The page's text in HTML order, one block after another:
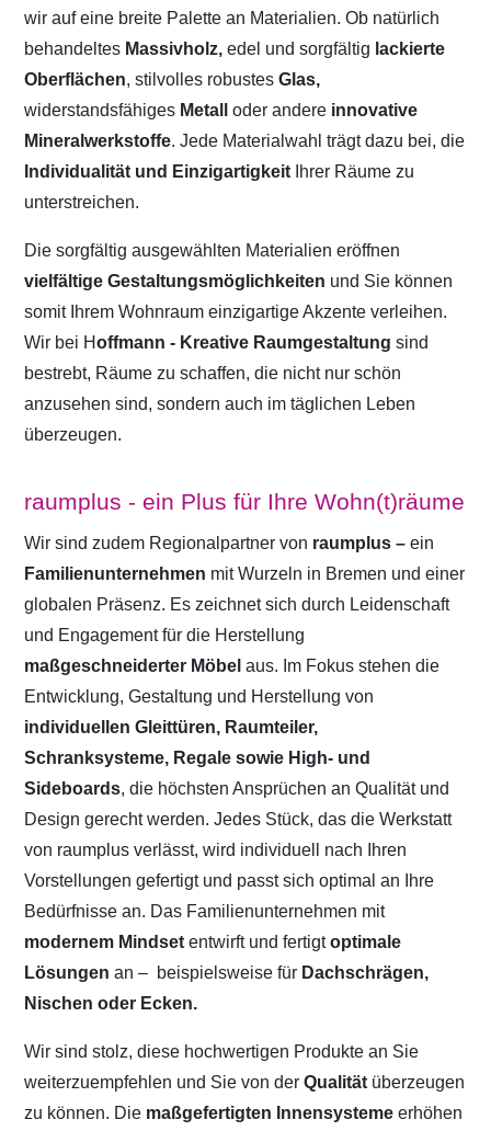
wir auf eine breite Palette an Materialien. Ob natürlich
behandeltes Massivholz, edel und sorgfältig lackierte
Oberflächen, stilvolles robustesGlas,
widerstandsfähiges Metalloder andere innovative
Mineralwerkstoffe. Jede Materialwahl trägt dazu bei, die
Individualität und Einzigartigkeit Ihrer Räume zu
unterstreichen.
Die sorgfältig ausgewählten Materialien eröffnen
vielfältige Gestaltungsmöglichkeiten und Sie können
somit Ihrem Wohnraum einzigartige Akzente verleihen.
Wir bei Hoffmann - Kreative Raumgestaltung sind
bestrebt, Räume zu schaffen, die nicht nur schön
anzusehen sind, sondern auch im täglichen Leben
überzeugen.
raumplus - ein Plus für Ihre Wohn(t)räume
Wir sind zudem Regionalpartner von raumplus – ein
Familienunternehmen mit Wurzeln in Bremen und einer
globalen Präsenz. Es zeichnet sich durch Leidenschaft
und Engagement für die Herstellung
maßgeschneiderter Möbelaus. Im Fokus stehen die
Entwicklung, Gestaltung und Herstellung von
individuellen Gleittüren, Raumteiler,
Schranksysteme, Regale sowie High- und
Sideboards, die höchsten Ansprüchen an Qualität und
Design gerecht werden. Jedes Stück, das die Werkstatt
von raumplus verlässt, wird individuell nach Ihren
Vorstellungen gefertigt und passt sich optimal an Ihre
Bedürfnisse an. Das Familienunternehmen mit
modernem Mindset entwirft und fertigtoptimale
Lösungen an – beispielsweise für Dachschrägen,
Nischen oder Ecken.
Wir sind stolz, diese hochwertigen Produkte an Sie
weiterzuempfehlen und Sie von derQualität überzeugen
zu können. Die maßgefertigten Innensystemeerhöhen